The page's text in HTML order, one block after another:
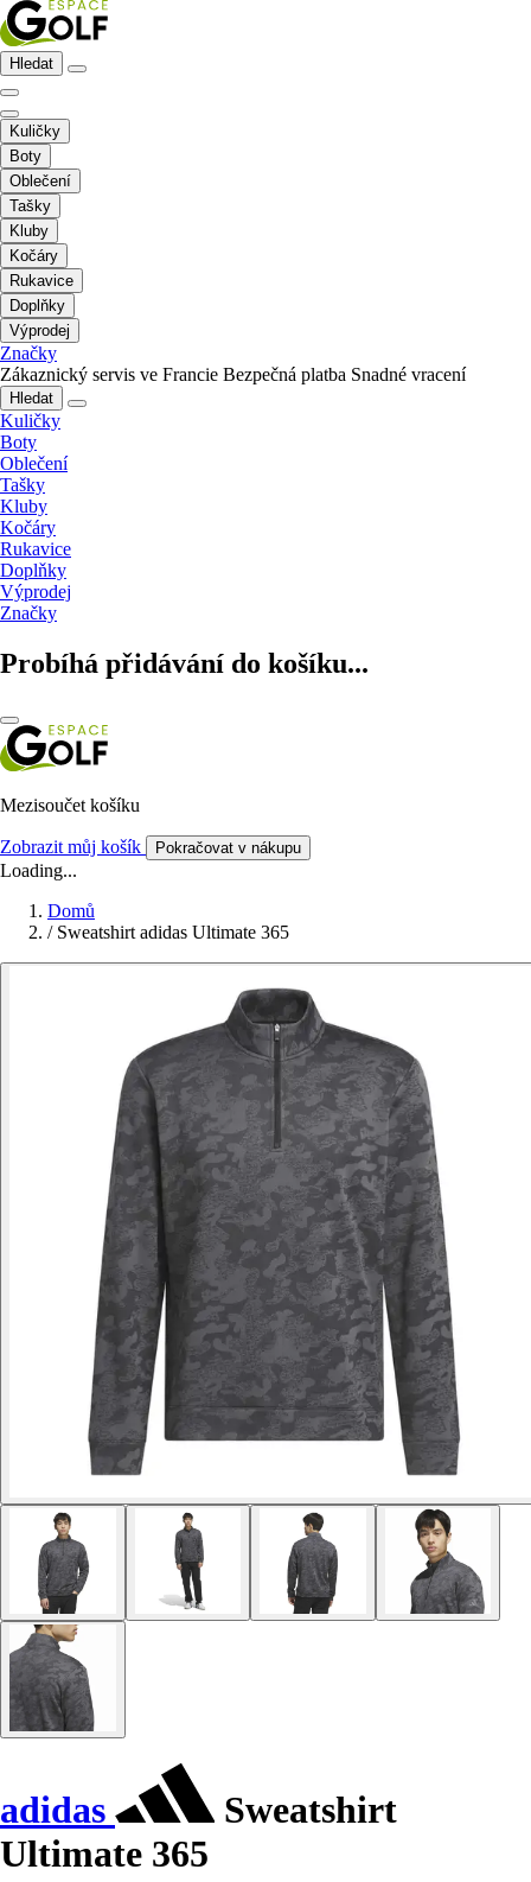
Hledat
Kuličky
Boty
Oblečení
Tašky
Kluby
Kočáry
Rukavice
Doplňky
Výprodej
Značky
Zákaznický servis ve Francie Bezpečná platba Snadné vracení
Hledat
Kuličky
Boty
Oblečení
Tašky
Kluby
Kočáry
Rukavice
Doplňky
Výprodej
Značky
Probíhá přidávání do košíku...
Mezisoučet košíku
Zobrazit můj košík Pokračovat v nákupu
Loading...
Domů
/ Sweatshirt adidas Ultimate 365
adidas
Sweatshirt
Ultimate 365